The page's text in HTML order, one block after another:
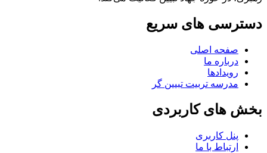
دسترسی های سریع
صفحه اصلی
درباره ما
رویدادها
مدرسه تربیت تبیین گر
بخش های کاربردی
پنل کاربری
ارتباط با ما